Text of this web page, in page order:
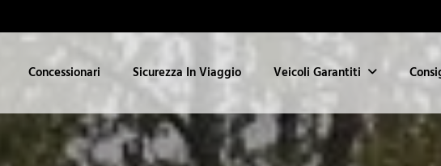
Concessionari Sicurezza In Viaggio Veicoli Garantiti